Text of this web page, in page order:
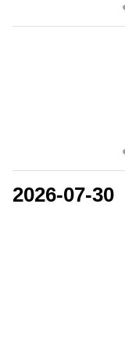
2026-07-30